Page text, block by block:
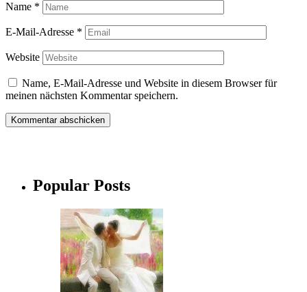
Name *
E-Mail-Adresse *
Website
Name, E-Mail-Adresse und Website in diesem Browser für
meinen nächsten Kommentar speichern.
Popular Posts